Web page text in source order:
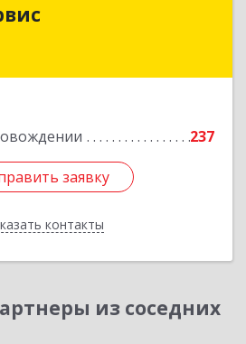
237
заявку
контакты
обл, Одинцовский р-н,
Подробнее
заявку
Назад
из соседних